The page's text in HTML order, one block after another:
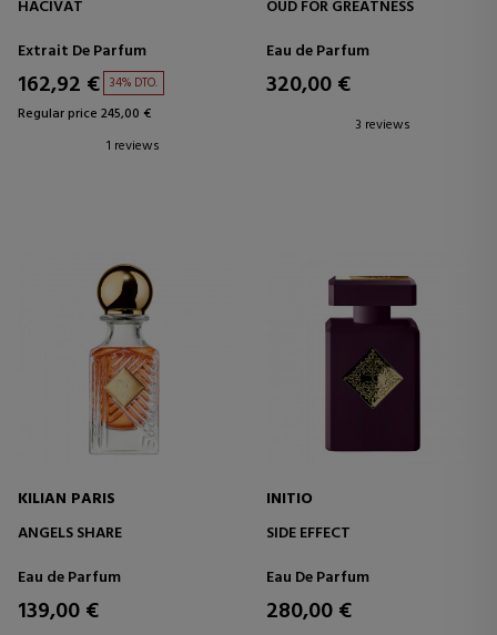
HACIVAT
Extrait De Parfum
162,92 € 34% DTO.
Regular price 245,00 €
1 reviews
OUD FOR GREATNESS
Eau de Parfum
320,00 €
3 reviews
KILIAN PARIS
ANGELS SHARE
Eau de Parfum
139,00 €
INITIO
SIDE EFFECT
Eau De Parfum
280,00 €